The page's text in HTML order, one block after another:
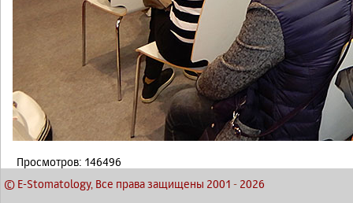
Просмотров: 146496
© E-Stomatology, Все права защищены 2001 - 2026